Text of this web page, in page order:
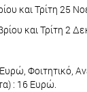
και Τρίτη 25
και Τρίτη 2
Ευρώ, Φοιτητικό,
: 16 Ευρώ.